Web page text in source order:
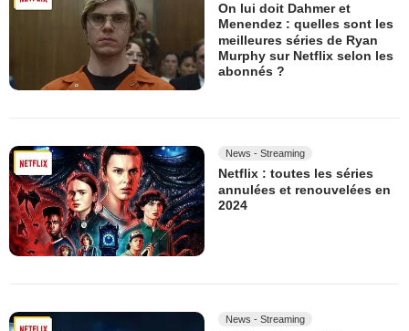
On lui doit Dahmer et
Menendez : quelles sont les
meilleures séries de Ryan
Murphy sur Netflix selon les
abonnés ?
News - Streaming
Netflix : toutes les séries
annulées et renouvelées en
2024
News - Streaming